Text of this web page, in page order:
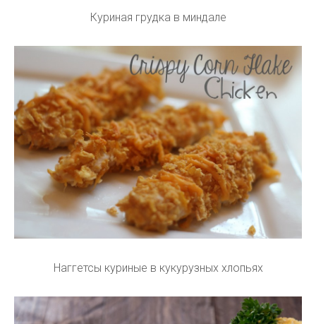
Куриная грудка в миндале
Наггетсы куриные в кукурузных хлопьях